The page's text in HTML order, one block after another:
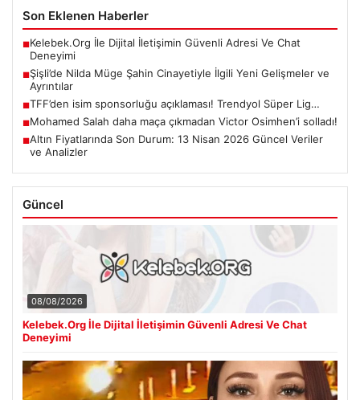
Son Eklenen Haberler
■Kelebek.Org İle Dijital İletişimin Güvenli Adresi Ve Chat
Deneyimi
■Şişli’de Nilda Müge Şahin Cinayetiyle İlgili Yeni Gelişmeler ve
Ayrıntılar
■TFF’den isim sponsorluğu açıklaması! Trendyol Süper Lig…
■Mohamed Salah daha maça çıkmadan Victor Osimhen’i solladı!
■Altın Fiyatlarında Son Durum: 13 Nisan 2026 Güncel Veriler
ve Analizler
Güncel
08/08/2026
Kelebek.Org İle Dijital İletişimin Güvenli Adresi Ve Chat
Deneyimi